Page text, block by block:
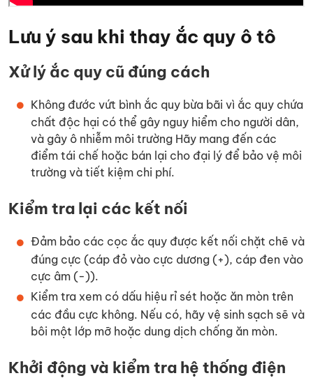
Lưu ý sau khi thay ắc quy ô tô
Xử lý ắc quy cũ đúng cách
Không đước vứt bình ắc quy bừa bãi vì ắc quy chứa
chất độc hại có thể gây nguy hiểm cho người dân,
và gây ô nhiễm môi trường Hãy mang đến các
điểm tái chế hoặc bán lại cho đại lý để bảo vệ môi
trường và tiết kiệm chi phí.
Kiểm tra lại các kết nối
Đảm bảo các cọc ắc quy được kết nối chặt chẽ và
đúng cực (cáp đỏ vào cực dương (+), cáp đen vào
cực âm (-)).
Kiểm tra xem có dấu hiệu rỉ sét hoặc ăn mòn trên
các đầu cực không. Nếu có, hãy vệ sinh sạch sẽ và
bôi một lớp mỡ hoặc dung dịch chống ăn mòn.
Khởi động và kiểm tra hệ thống điện